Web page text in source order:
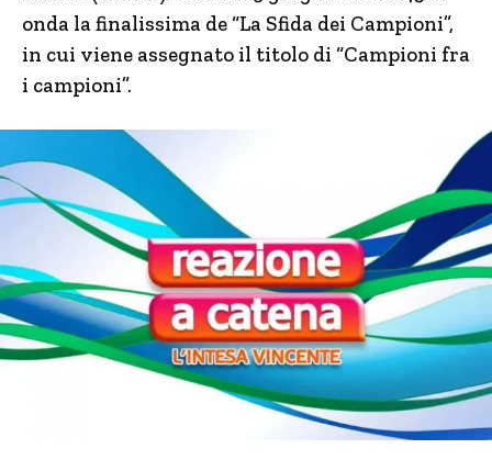
onda la finalissima de “La Sfida dei Campioni”,
in cui viene assegnato il titolo di “Campioni fra
i campioni”.